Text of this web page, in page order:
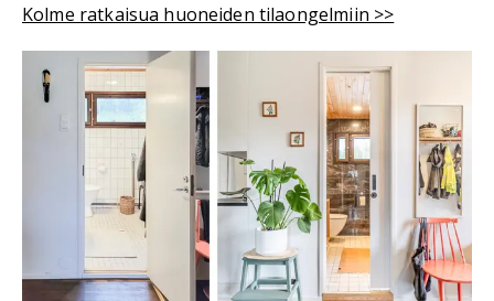
Kolme ratkaisua huoneiden tilaongelmiin >>